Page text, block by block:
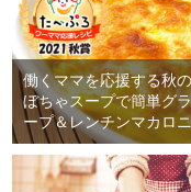
働くママを応援する秋
ぼちゃスープで簡単グ
ープ＆レンチンマカロ